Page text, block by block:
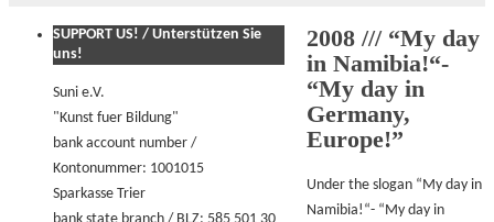
2008 /// “My day
in Namibia!“-
“My day in
Germany,
Europe!”
Under the slogan “My day in
Namibia!“- “My day in
SUPPORT US! / Unterstützen Sie
uns!
Suni e.V.
"Kunst fuer Bildung"
bank account number /
Kontonummer: 1001015
Sparkasse Trier